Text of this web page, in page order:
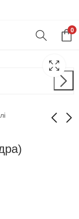
0
жіночі туфлі
Шкіряні жіночі